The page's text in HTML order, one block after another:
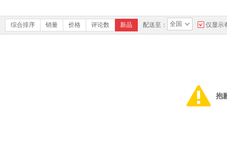
综合排序 销量 价格 评论数 新品 配送至： 全国 仅显示
抱